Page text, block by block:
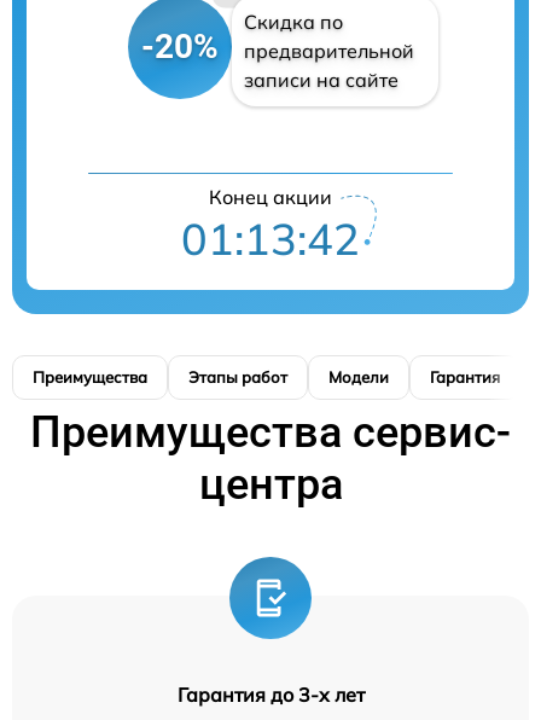
-20%
Скидка по
предварительной
записи на сайте
Конец акции
01:13:41
Преимущества Этапы работ Модели Гарантия
Преимущества сервис-
центра
Гарантия до 3-х лет